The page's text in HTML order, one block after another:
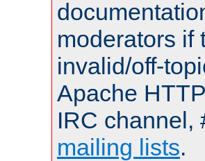
moderators if
invalid/off-
Apache
IRC channel,
mailing lists.